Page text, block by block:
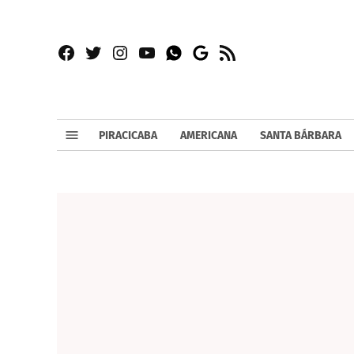
Facebook
TwitterInstagram
YouTubeWhatsapp
Google
RSS
PIRACICABA AMERICANA SANTA BÁRBARA